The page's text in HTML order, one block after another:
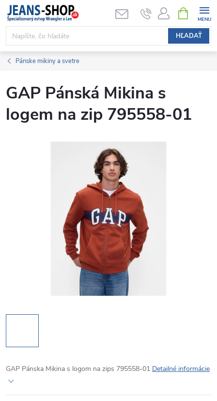
Prejsť
obsah
HĽADAŤ
KOŠÍK
Pánske mikiny a svetre
GAP Pánská Mikina s
logem na zip 795558-01
GAP Pánska Mikina s logom na zips 795558-01 Detailné informácie